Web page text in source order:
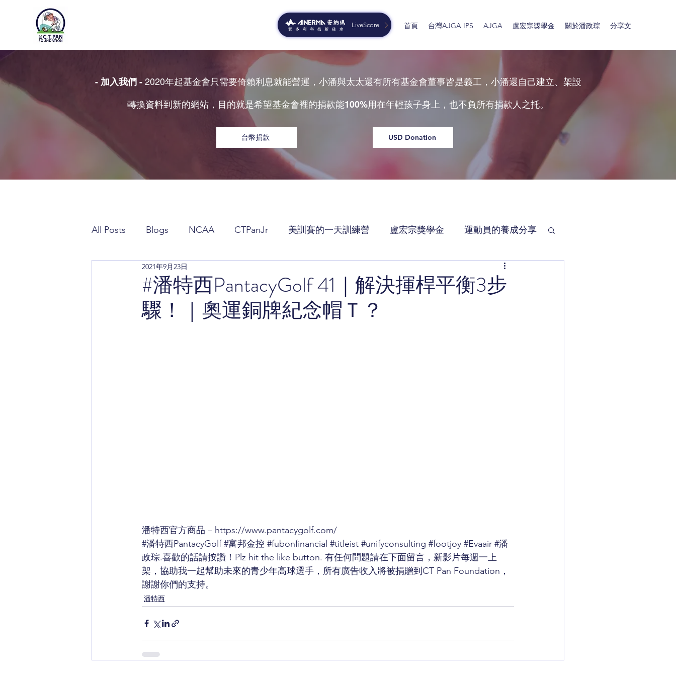
LiveScore 首頁 台灣AJGA IPS AJGA 盧宏宗獎學金 關於潘政琮 分享文
- 加入我們 -2020年起基金會只需要倚賴利息就能營運，小潘與太太還有所有基金會董事皆是義工，小潘還自己建立、架設
轉換資料到新的網站，目的就是希望基金會裡的捐款能100%用在年輕孩子身上，也不負所有捐款人之托。
台幣捐款 USD Donation
All Posts Blogs NCAA CTPanJr 美訓賽的一天訓練營 盧宏宗獎學金 運動員的養成分享
潘政琮相關報導
#潘特西PantacyGolf 41｜解決揮桿平衡3步
驟！｜奧運銅牌紀念帽Ｔ？
2021年9月23日
潘特西官方商品 – https://www.pantacygolf.com/
#潘特西PantacyGolf #富邦金控 #fubonfinancial #titleist #unifyconsulting #footjoy #Evaair #潘
政琮.喜歡的話請按讚！Plz hit the like button. 有任何問題請在下面留言，新影片每週一上
架，協助我一起幫助未來的青少年高球選手，所有廣告收入將被捐贈到CT Pan Foundation，
謝謝你們的支持。
潘特西